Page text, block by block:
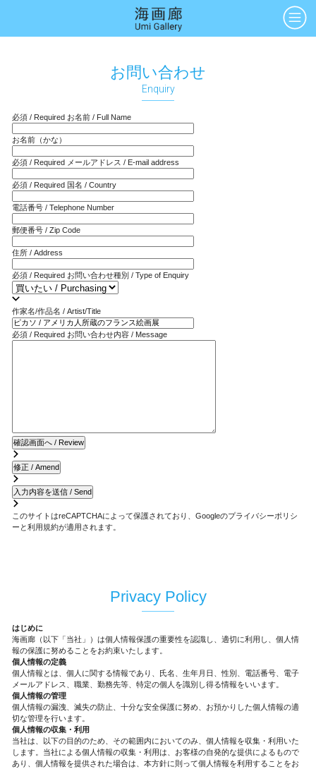
Prints
アートブック
Art Books
画廊紹介
About Us
購入について
Buying Art
お問い合わせ
Enquiry
必須 / Required お名前 / Full Name
お名前（かな）
必須 / Required メールアドレス / E-mail address
必須 / Required 国名 / Country
電話番号 / Telephone Number
郵便番号 / Zip Code
住所 / Address
必須 / Required お問い合わせ種別 / Type of Enquiry
作家名/作品名 / Artist/Title
必須 / Required お問い合わせ内容 / Message
このサイトはreCAPTCHAによって保護されており、Googleのプライバシーポリシ
ー と利用規約が適用されます。
Privacy Policy
はじめに
海画廊（以下「当社」）は個人情報保護の重要性を認識し、適切に利用し、個人情
報の保護に努めることをお約束いたします。
個人情報の定義
個人情報とは、個人に関する情報であり、氏名、生年月日、性別、電話番号、電子
メールアドレス、職業、勤務先等、特定の個人を識別し得る情報をいいます。
個人情報の管理
個人情報の漏洩、滅失の防止、十分な安全保護に努め、お預かりした個人情報の適
切な管理を行います。
個人情報の収集・利用
当社は、以下の目的のため、その範囲内においてのみ、個人情報を収集・利用いた
します。当社による個人情報の収集・利用は、お客様の自発的な提供によるもので
あり、個人情報を提供された場合は、本方針に則って個人情報を利用することをお